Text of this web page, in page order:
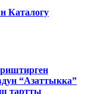
Каталогу
“Азаттыкка”
тартты